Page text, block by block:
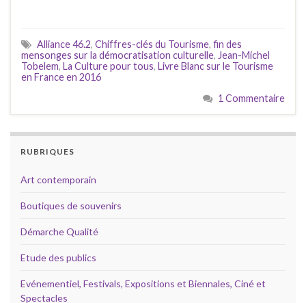
Alliance 46.2, Chiffres-clés du Tourisme, fin des
mensonges sur la démocratisation culturelle, Jean-Michel
Tobelem, La Culture pour tous, Livre Blanc sur le Tourisme
en France en 2016
1 Commentaire
RUBRIQUES
Art contemporain
Boutiques de souvenirs
Démarche Qualité
Etude des publics
Evénementiel, Festivals, Expositions et Biennales, Ciné et
Spectacles